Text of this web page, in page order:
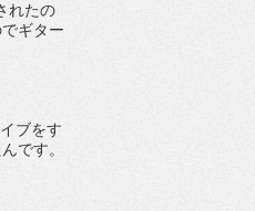
れたの
ギター
ブをす
です。